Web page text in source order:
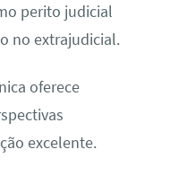
perito judicial
no extrajudicial.
oferece
excelente.